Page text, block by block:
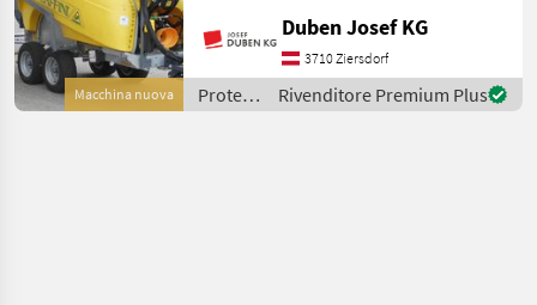
Macchina nuova
Breitreifen 23/8.50-12,
feuerverzinkten Rahmen,
Zahnradgetriebe,
Hochleistungturbine 33 kW,
Duben Josef KG
3710 Ziersdorf
Protezione
piante /
Rivenditore Premium Plus